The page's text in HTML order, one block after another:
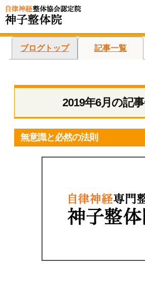
ブログトップ 記事一覧
2019年6月の記
無意識と必然の法則